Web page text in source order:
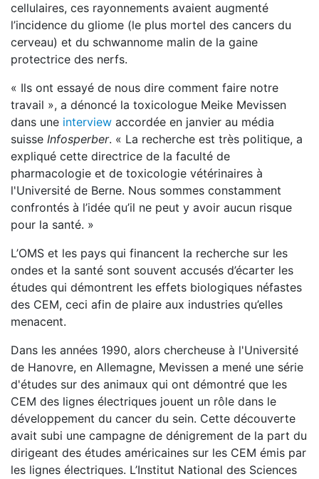
cellulaires, ces rayonnements avaient augmenté
l’incidence du gliome (le plus mortel des cancers du
cerveau) et du schwannome malin de la gaine
protectrice des nerfs.
« Ils ont essayé de nous dire comment faire notre
travail », a dénoncé la toxicologue Meike Mevissen
dans une interview accordée en janvier au média
suisse Infosperber. « La recherche est très politique, a
expliqué cette directrice de la faculté de
pharmacologie et de toxicologie vétérinaires à
l'Université de Berne. Nous sommes constamment
confrontés à l’idée qu’il ne peut y avoir aucun risque
pour la santé. »
L’OMS et les pays qui financent la recherche sur les
ondes et la santé sont souvent accusés d’écarter les
études qui démontrent les effets biologiques néfastes
des CEM, ceci afin de plaire aux industries qu’elles
menacent.
Dans les années 1990, alors chercheuse à l'Université
de Hanovre, en Allemagne, Mevissen a mené une série
d'études sur des animaux qui ont démontré que les
CEM des lignes électriques jouent un rôle dans le
développement du cancer du sein. Cette découverte
avait subi une campagne de dénigrement de la part du
dirigeant des études américaines sur les CEM émis par
les lignes électriques. L’Institut National des Sciences